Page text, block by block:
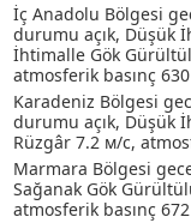
İç Anadolu Bölgesi
durumu açık, Düşük
İhtimalle Gök
atmosferik basınç
Karadeniz Bölgesi
durumu açık, Düşük
Rüzgâr 7.2 м/с,
Marmara Bölgesi
Sağanak Gök
atmosferik basınç